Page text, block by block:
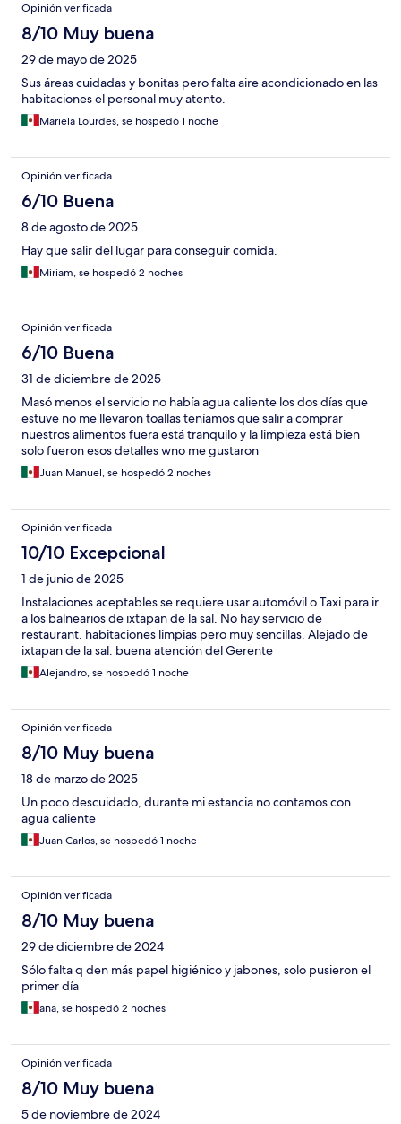
Opinión verificada
8/10 Muy buena
29 de mayo de 2025
Sus áreas cuidadas y bonitas pero falta aire acondicionado en las
habitaciones el personal muy atento.
Mariela Lourdes, se hospedó 1 noche
Opinión verificada
6/10 Buena
8 de agosto de 2025
Hay que salir del lugar para conseguir comida.
Miriam, se hospedó 2 noches
Opinión verificada
6/10 Buena
31 de diciembre de 2025
Masó menos el servicio no había agua caliente los dos días que
estuve no me llevaron toallas teníamos que salir a comprar
nuestros alimentos fuera está tranquilo y la limpieza está bien
solo fueron esos detalles wno me gustaron
Juan Manuel, se hospedó 2 noches
Opinión verificada
10/10 Excepcional
1 de junio de 2025
Instalaciones aceptables se requiere usar automóvil o Taxi para ir
a los balnearios de ixtapan de la sal. No hay servicio de
restaurant. habitaciones limpias pero muy sencillas. Alejado de
ixtapan de la sal. buena atención del Gerente
Alejandro, se hospedó 1 noche
Opinión verificada
8/10 Muy buena
18 de marzo de 2025
Un poco descuidado, durante mi estancia no contamos con
agua caliente
Juan Carlos, se hospedó 1 noche
Opinión verificada
8/10 Muy buena
29 de diciembre de 2024
Sólo falta q den más papel higiénico y jabones, solo pusieron el
primer día
ana, se hospedó 2 noches
Opinión verificada
8/10 Muy buena
5 de noviembre de 2024